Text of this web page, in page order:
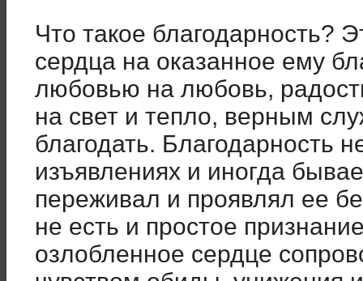
Что такое благодарность?
сердца на оказанное ему
любовью на любовь,
на свет и тепло, верным
благодать. Благодарность
изъявлениях и иногда
переживал и проявлял ее
не есть и простое
озлобленное сердце